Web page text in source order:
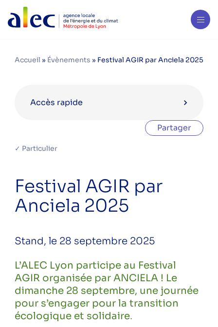
Accueil » Évènements » Festival AGIR par Anciela 2025
Accès rapide
rénovation en copropriété
Climatour – étape Décines – Marché
des Halles
transitions
Climatour – étape Feyzin – Marché
Place de l’Europe
Visite d’une maison en cours de
rénovation BBC à Francheville
Partager
✓ Particulier
Festival AGIR par
Anciela 2025
Stand, le 28 septembre 2025
L’ALEC Lyon participe au Festival
AGIR organisée par ANCIELA ! Le
dimanche 28 septembre, une journée
pour s’engager pour la transition
écologique et solidaire.